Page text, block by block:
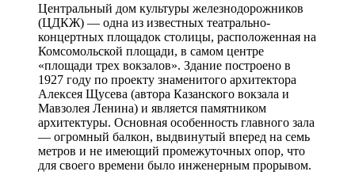
Центральный дом культуры железнодорожников
(ЦДКЖ) — одна из известных театрально-
концертных площадок столицы, расположенная на
Комсомольской площади, в самом центре
«площади трех вокзалов». Здание построено в
1927 году по проекту знаменитого архитектора
Алексея Щусева (автора Казанского вокзала и
Мавзолея Ленина) и является памятником
архитектуры. Основная особенность главного зала
— огромный балкон, выдвинутый вперед на семь
метров и не имеющий промежуточных опор, что
для своего времени было инженерным прорывом.